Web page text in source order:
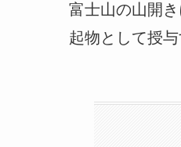
富士山の山開
起物として授与